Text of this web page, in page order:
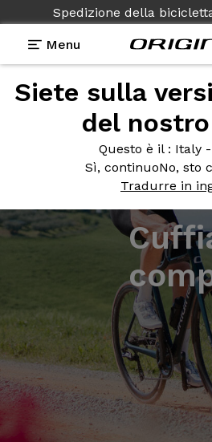
Spedizione della
Menu
Siete sulla
del
Questo è il : Italy
Sì, continuoNo, sto
Tradurre in